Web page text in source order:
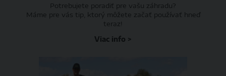
Potrebujete poradiť pre vašu záhradu?
Máme pre vás tip, ktorý môžete začať používať hneď
teraz!
Viac info >